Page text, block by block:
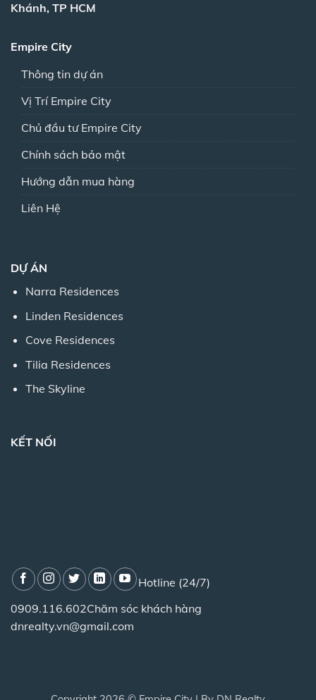
Khánh, TP HCM
Empire City
Thông tin dự án
Vị Trí Empire City
Chủ đầu tư Empire City
Chính sách bảo mật
Hướng dẫn mua hàng
Liên Hệ
DỰ ÁN
Narra Residences
Linden Residences
Cove Residences
Tilia Residences
The Skyline
KẾT NỐI
Hotline (24/7)
0909.116.602Chăm sóc khách hàng
dnrealty.vn@gmail.com